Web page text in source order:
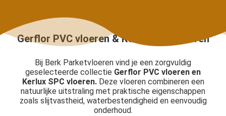
Gerflor PVC vloeren & Kerlux SPC vloeren
Bij Berk Parketvloeren vind je een zorgvuldig
geselecteerde collectie Gerflor PVC vloeren en
Kerlux SPC vloeren.Deze vloeren combineren een
natuurlijke uitstraling met praktische eigenschappen
zoals slijtvastheid, waterbestendigheid en eenvoudig
onderhoud.
op
gebruikt
te